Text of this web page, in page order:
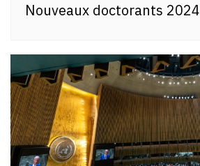
Nouveaux doctorants 2024